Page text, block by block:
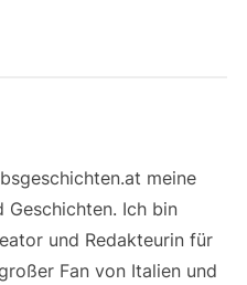
meine
Geschichten. Ich bin
und Redakteurin für
Fan von Italien und